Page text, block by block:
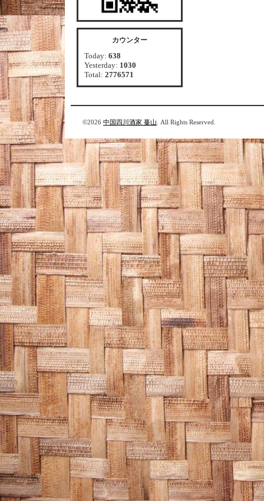
カウンター
Today: 638
Yesterday: 1030
Total: 2776571
©2026 中国四川酒家 蔓山 . All Rights Reserved.